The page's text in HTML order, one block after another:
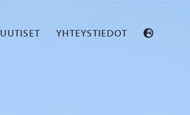
UUTISET YHTEYSTIEDOT